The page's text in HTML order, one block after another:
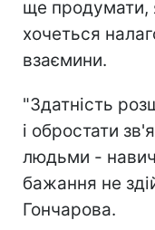
ще продумати,
хочеться
взаємини.
"Здатність
і обростати
людьми -
бажання не
Гончарова.